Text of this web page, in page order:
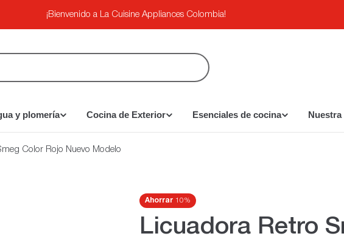
¡Bienvenido a La Cuisine Appliances Colombia!
y plomería Cocina de Exterior Esenciales de cocina Nuestra
Color Rojo Nuevo Modelo
Ahorrar 10%
Licuadora Retro